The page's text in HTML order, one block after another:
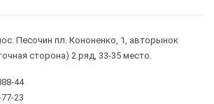
Песочин пл. Кононенко, 1, авторынок
сторона) 2 ряд, 33-35 место.
44
23